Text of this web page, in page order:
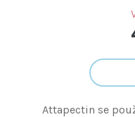
Attapectin se